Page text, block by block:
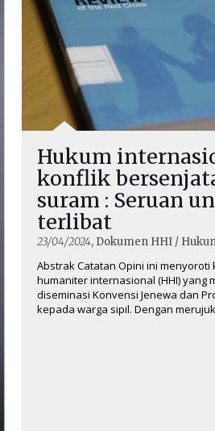
Hukum
konflik
suram : Seruan
terlibat
23/04/2024, Dokumen HHI /
Abstrak Catatan Opini ini
humaniter internasional (HHI) yang
diseminasi Konvensi Jenewa dan
kepada warga sipil. Dengan merujuk